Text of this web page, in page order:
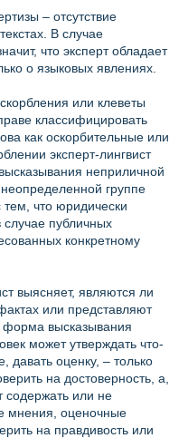
– отсутствие
В случае
что эксперт обладает
о языковых явлениях.
или клеветы
классифицировать
как оскорбительные или
эксперт-лингвист
неприличной
группе
тем, что юридически
случае публичных
конкретному
выясняет, являются ли
или представляют
форма высказывания
может утверждать что-
давать оценку, – только
на достоверность, а,
содержать или не
мнения, оценочные
на правдивость или